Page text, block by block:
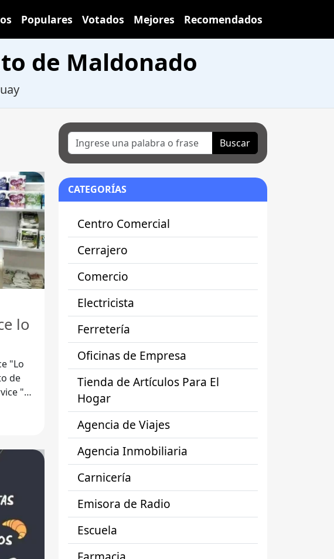
Populares Votados Mejores Recomendados
de Maldonado
lo
"Lo
de
Buscar
CATEGORÍAS
Centro Comercial
Cerrajero
Comercio
Electricista
Ferretería
Oficinas de Empresa
Tienda de Artículos Para El
Hogar
Agencia de Viajes
Agencia Inmobiliaria
Carnicería
Emisora de Radio
Escuela